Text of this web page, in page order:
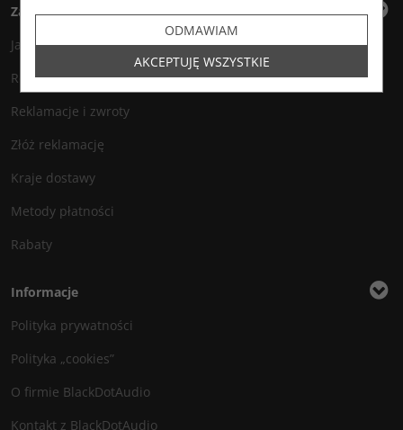
Zakupy
Jak zamawiać?
Regulamin
Reklamacje i zwroty
Złóż reklamację
Kraje dostawy
Metody płatności
Rabaty
Informacje
Polityka prywatności
Polityka „cookies”
O firmie BlackDotAudio
Kontakt z BlackDotAudio
ODMAWIAM
AKCEPTUJĘ WSZYSTKIE